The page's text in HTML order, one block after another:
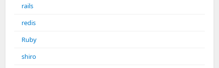
rails
redis
Ruby
shiro